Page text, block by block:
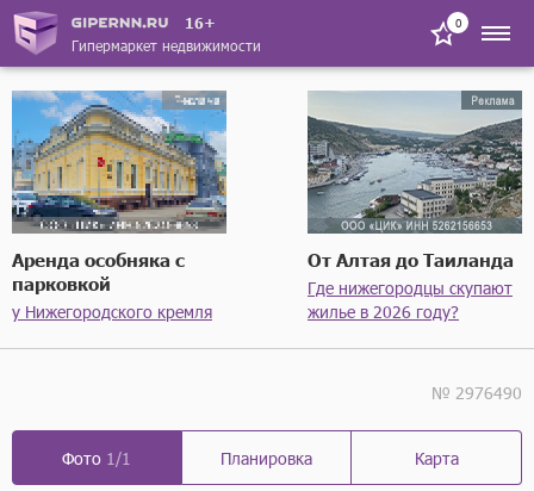
16+
Гипермаркет недвижимости
0
Аренда особняка с
парковкой
у Нижегородского кремля
От Алтая до Таиланда
Где нижегородцы скупают
жилье в 2026 году?
№ 2976490
Фото 1/1 Планировка Карта